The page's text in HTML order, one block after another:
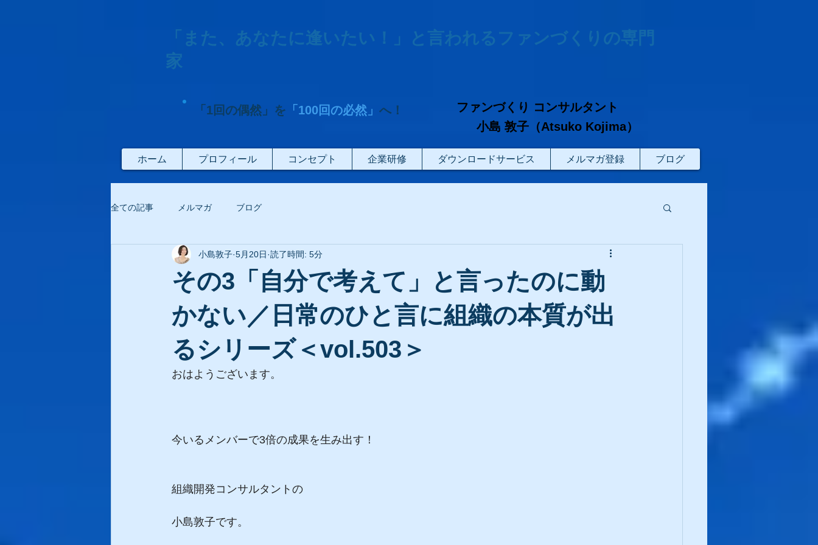
「また、あなたに逢いたい！」と言われるファンづくりの専門
家
「1回の偶然」を 「100回の必然」 へ！
ファンづくり コンサルタント
小島 敦子（Atsuko Kojima）
ホーム プロフィール コンセプト 企業研修 ダウンロードサービス メルマガ登録 ブログ
全ての記事 メルマガ ブログ
その3「自分で考えて」と言ったのに動
かない／日常のひと言に組織の本質が出
るシリーズ＜vol.503＞
小島敦子 5月20日 読了時間: 5分
おはようございます。
今いるメンバーで3倍の成果を生み出す！
組織開発コンサルタントの
小島敦子です。